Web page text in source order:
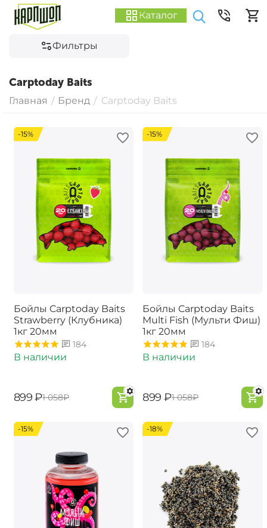
Каталог
Фильтры
Carptoday Baits
Главная / Бренд / Carptoday Baits
-15%
Бойлы Carptoday Baits
Strawberry (Клубника)
1кг 20мм
184
В наличии
‍899‍ ₽‍1 058‍₽
-15%
Бойлы Carptoday Baits
Multi Fish (Мульти Фиш)
1кг 20мм
184
В наличии
‍899‍ ₽‍1 058‍₽
-15% -18%